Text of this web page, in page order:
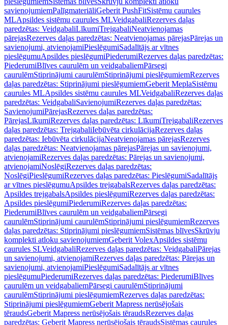
savienojumiemPalīgmateriāliGeberit PushFitSistēmu caurules
MLApsildes sistēmu caurules MLVeidgabaliRezerves daļas
paredzētas: VeidgabaliLīkumiTrejgabaliNeatvienojamas
pārejasRezerves daļas paredzētas: Neatvienojamas pārejasPārejas un
savienojumi, atvienojamiPieslēgumiSadalītājs ar vītnes
pieslēgumuApsildes pieslēgumiPiederumiRezerves daļas paredzētas:
PiederumiBlīves caurulēm un veidgabaliemPārsegi
caurulēmStiprinājumi caurulēmStiprinājumi pieslēgumiemRezerves
daļas paredzētas: Stiprinājumi pieslēgumiemGeberit MeplaSistēmu
caurules MLApsildes sistēmu caurules MLVeidgabaliRezerves daļas
paredzētas: VeidgabaliSavienojumiRezerves daļas paredzētas:
SavienojumiPārejasRezerves daļas paredzētas:
PārejasLīkumiRezerves daļas paredzētas: LīkumiTrejgabaliRezerves
daļas paredzētas: TrejgabaliIebūvēta cirkulācijaRezerves daļas
paredzētas: Iebūvēta cirkulācijaNeatvienojamas pārejasRezerves
daļas paredzētas: Neatvienojamas pārejasPārejas un savienojumi,
atvienojamiRezerves daļas paredzētas: Pārejas un savienojumi,
atvienojamiNoslēgiRezerves daļas paredzētas:
NoslēgiPieslēgumiRezerves daļas paredzētas: PieslēgumiSadalītājs
ar vītnes pieslēgumuApsildes trejgabalsRezerves daļas paredzētas:
Apsildes trejgabalsApsildes pieslēgumiRezerves daļas paredzētas:
Apsildes pieslēgumiPiederumiRezerves daļas paredzētas:
PiederumiBlīves caurulēm un veidgabaliemPārsegi
caurulēmStiprinājumi caurulēmStiprinājumi pieslēgumiemRezerves
daļas paredzētas: Stiprinājumi pieslēgumiemSistēmas blīvesSkrūvju
komplekti atloku savienojumiemGeberit VolexApsildes sistēmu
caurules SLVeidgabaliRezerves daļas paredzētas: VeidgabaliPārejas
un savienojumi, atvienojamiRezerves daļas paredzētas: Pārejas un
savienojumi, atvienojamiPieslēgumiSadalītājs ar vītnes
pieslēgumuPiederumiRezerves daļas paredzētas: PiederumiBlīves
caurulēm un veidgabaliemPārsegi caurulēmStiprinājumi
caurulēmStiprinājumi pieslēgumiemRezerves daļas paredzētas:
Stiprinājumi pieslēgumiemGeberit Mapress nerūsējošais
tēraudsGeberit Mapress nerūsējošais tēraudsRezerves daļas
paredzētas: Geberit Mapress nerūsējošais tēraudsSistēmas caurules